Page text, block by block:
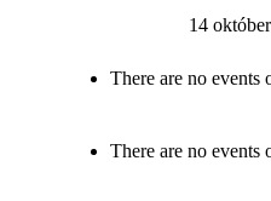
14
There are no events
There are no events